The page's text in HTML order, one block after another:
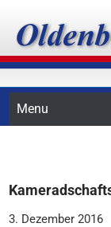
content
Menu
3. Dezember 2016